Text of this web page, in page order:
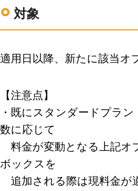
対象
適用日以降、新たに該当オ
【注意点】
・既にスタンダードプラ
数に応じて
料金が変動と なる上記オ
ボックスを
追加される 際は現料金が